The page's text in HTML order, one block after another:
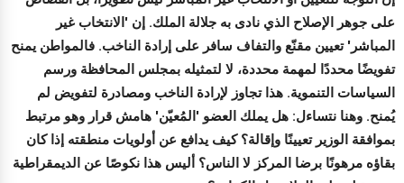
على جوهر الإصلاح الذي نادى به جلالة الملك. إن 'الانتخاب غير
المباشر' تعيين مقنّع والتفاف سافر على إرادة الناخب. فالمواطن يمنح
تفويضًا محددًا لمهمة محددة، لا لتمثيله بمجلس المحافظة ورسم
السياسات التنموية. هذا تجاوز لإرادة الناخب ومصادرة لتفويض لم
يُمنح. وهنا نتساءل: هل يملك العضو 'المُعيّن' هامش قرار وهو مرتبط
بموافقة الوزير تعيينًا وإقالة؟ كيف يدافع عن أولويات منطقته إذا كان
بقاؤه مرهونًا برضا المركز لا الناس؟ أليس هذا نكوصًا عن الديمقراطية